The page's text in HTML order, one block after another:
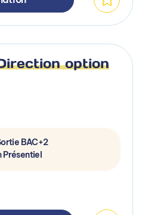
option
BAC+2
Présentiel